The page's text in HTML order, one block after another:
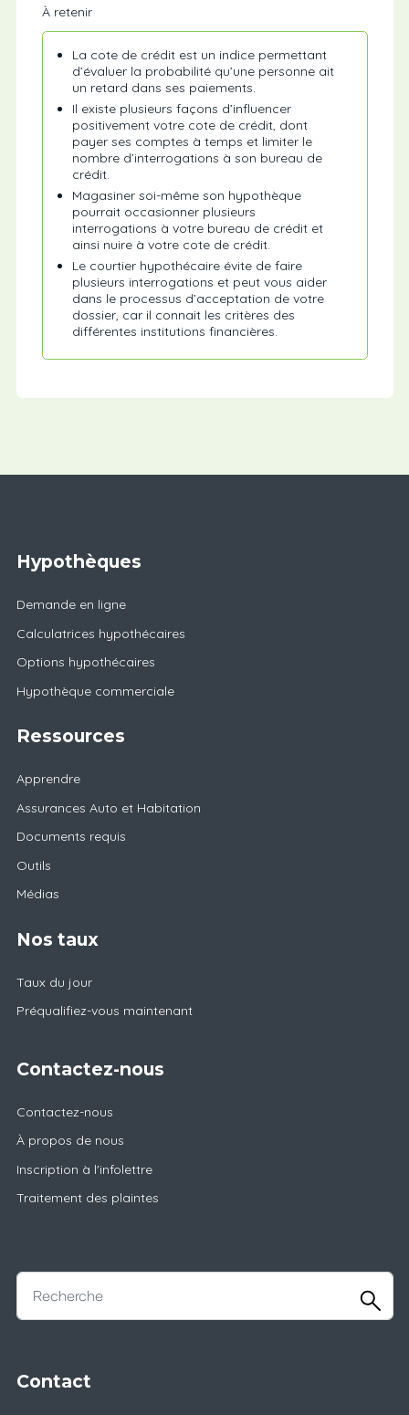
À retenir
La cote de crédit est un indice permettant
d’évaluer la probabilité qu’une personne ait
un retard dans ses paiements.
Il existe plusieurs façons d’influencer
positivement votre cote de crédit, dont
payer ses comptes à temps et limiter le
nombre d’interrogations à son bureau de
crédit.
Magasiner soi-même son hypothèque
pourrait occasionner plusieurs
interrogations à votre bureau de crédit et
ainsi nuire à votre cote de crédit.
Le courtier hypothécaire évite de faire
plusieurs interrogations et peut vous aider
dans le processus d’acceptation de votre
dossier, car il connait les critères des
différentes institutions financières.
Hypothèques
Demande en ligne
Calculatrices hypothécaires
Options hypothécaires
Hypothèque commerciale
Ressources
Apprendre
Assurances Auto et Habitation
Documents requis
Outils
Médias
Nos taux
Taux du jour
Préqualifiez-vous maintenant
Contactez-nous
Contactez-nous
À propos de nous
Inscription à l'infolettre
Traitement des plaintes
Contact